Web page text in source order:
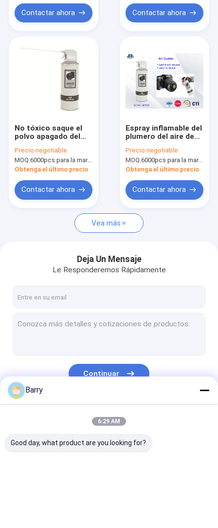
Productos
Sobre nosotros
Recorrido por la fábrica
pintura de espray de la tela
Pintura de espray de la pintada
pintura en aerosol acrílico
marcado con pintura en aerosol
PU spray de espuma
sellado de silicona
Contactar ahora Contactar ahora
No tóxico saque el
polvo apagado del
eléctrico de la ráfaga
del espray del
limpiador del plumero
Precio:negotiable
MOQ:6000pcs para la marca de Aristo, 15000pcs para la marca del cliente
Obtenga el último precio
Contactar ahora
Espray inflamable del
plumero del aire de
precisión con el gas
a presión inerte seco
Precio:negotiable
MOQ:6000pcs para la marca de Aristo, 15000pcs para la marca del cliente
Obtenga el último precio
Contactar ahora
Vea más
Deja Un Mensaje
Le Responderemos Rápidamente
Continuar
Barry
6:29 AM
Good day, what product are you looking for?